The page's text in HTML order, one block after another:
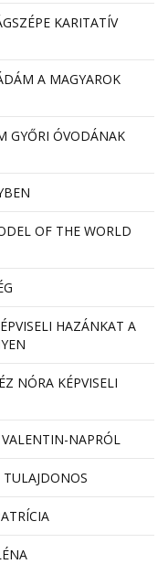
KARITATÍV
A MAGYAROK
GYŐRI ÓVODÁNAK
OF THE WORLD
HAZÁNKAT A
NÓRA KÉPVISELI
NAPRÓL